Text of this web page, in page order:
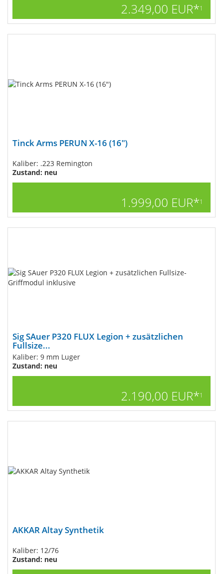
2.349,00 EUR*1
Tinck Arms PERUN X-16 (16")
Kaliber: .223 Remington
Zustand: neu
1.999,00 EUR*1
Sig SAuer P320 FLUX Legion + zusätzlichen
Fullsize...
Kaliber: 9 mm Luger
Zustand: neu
2.190,00 EUR*1
AKKAR Altay Synthetik
Kaliber: 12/76
Zustand: neu